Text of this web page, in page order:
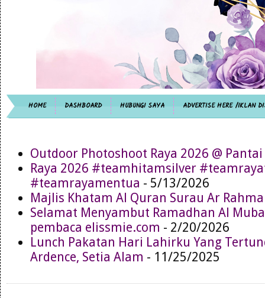
HOME DASHBOARD HUBUNGI SAYA ADVERTISE HERE /IKLAN
Outdoor Photoshoot Raya 2026 @ Pantai
Raya 2026 #teamhitamsilver
#teamrayamentua - 5/13/2026
Majlis Khatam Al Quran Surau Ar
Selamat Menyambut Ramadhan Al
pembaca elissmie.com - 2/20/2026
Lunch Pakatan Hari Lahirku Yang
Ardence, Setia Alam - 11/25/2025